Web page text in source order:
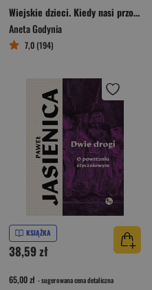
Wiejskie dzieci. Kiedy nasi przodkowie byli mali
Aneta Godynia
7,0 (194)
KSIĄŻKA
38,59 zł
65,00 zł - sugerowana cena detaliczna